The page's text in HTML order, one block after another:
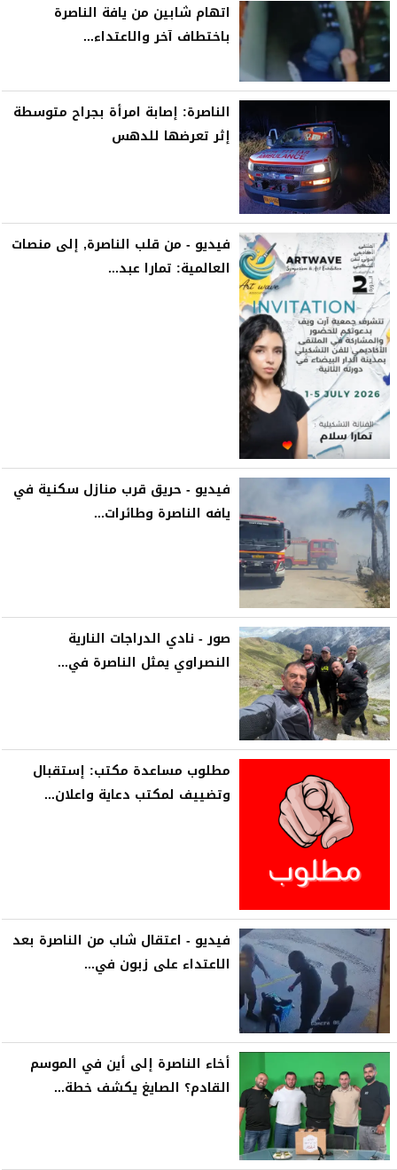
اتهام شابين من يافة الناصرة
باختطاف آخر والاعتداء...
الناصرة: إصابة امرأة بجراح متوسطة
إثر تعرضها للدهس
فيديو - من قلب الناصرة, إلى منصات
العالمية: تمارا عبد...
فيديو - حريق قرب منازل سكنية في
يافه الناصرة وطائرات...
صور - نادي الدراجات النارية
النصراوي يمثل الناصرة في...
مطلوب مساعدة مكتب: إستقبال
وتضييف لمكتب دعاية واعلان...
فيديو - اعتقال شاب من الناصرة بعد
الاعتداء على زبون في...
أخاء الناصرة إلى أين في الموسم
القادم؟ الصايغ يكشف خطة...